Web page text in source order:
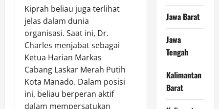
Kiprah beliau juga terlihat
jelas dalam dunia
organisasi. Saat ini, Dr.
Charles menjabat sebagai
Ketua Harian Markas
Cabang Laskar Merah Putih
Kota Manado. Dalam posisi
ini, beliau berperan aktif
dalam mempersatukan
Jawa Barat
Jawa
Tengah
Kalimantan
Barat